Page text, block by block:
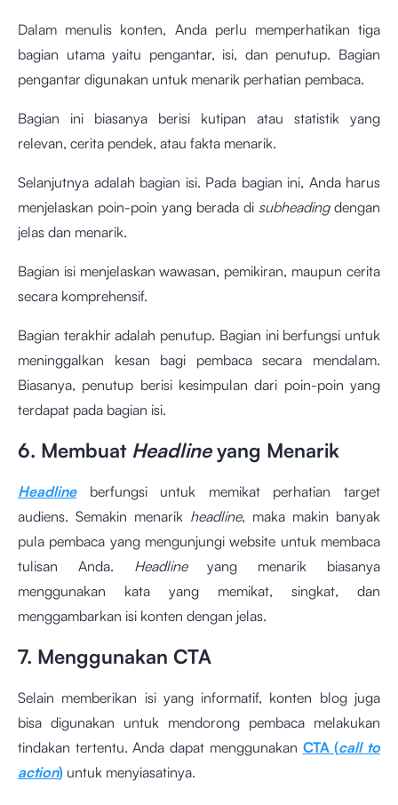
Dalam menulis konten, Anda perlu memperhatikan tiga
bagian utama yaitu pengantar, isi, dan penutup. Bagian
pengantar digunakan untuk menarik perhatian pembaca.
Bagian ini biasanya berisi kutipan atau statistik yang
relevan, cerita pendek, atau fakta menarik.
Selanjutnya adalah bagian isi. Pada bagian ini, Anda harus
menjelaskan poin-poin yang berada di subheading dengan
jelas dan menarik.
Bagian isi menjelaskan wawasan, pemikiran, maupun cerita
secara komprehensif.
Bagian terakhir adalah penutup. Bagian ini berfungsi untuk
meninggalkan kesan bagi pembaca secara mendalam.
Biasanya, penutup berisi kesimpulan dari poin-poin yang
terdapat pada bagian isi.
6. Membuat Headlineyang Menarik
Headline
berfungsi untuk memikat perhatian target
audiens. Semakin menarik headline, maka makin banyak
pula pembaca yang mengunjungi website untuk membaca
tulisan Anda. Headlineyang menarik biasanya
menggunakan kata yang memikat, singkat, dan
menggambarkan isi konten dengan jelas.
7. Menggunakan CTA
Selain memberikan isi yang informatif, konten blog juga
bisa digunakan untuk mendorong pembaca melakukan
tindakan tertentu. Anda dapat menggunakan CTA (call to
action) untuk menyiasatinya.